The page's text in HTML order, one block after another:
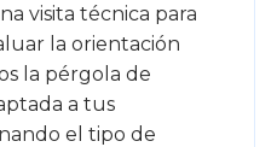
visita técnica para
la orientación
la pérgola de
a tus
el tipo de